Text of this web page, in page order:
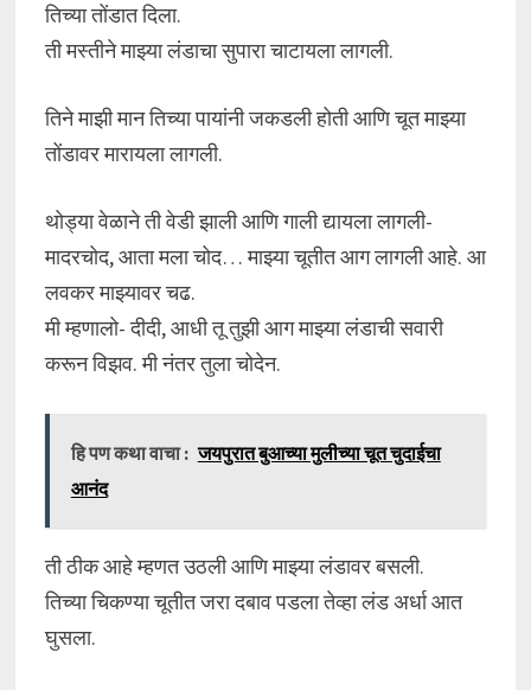
तिच्या तोंडात दिला.
ती मस्तीने माझ्या लंडाचा सुपारा चाटायला लागली.
तिने माझी मान तिच्या पायांनी जकडली होती आणि चूत माझ्या
तोंडावर मारायला लागली.
थोड्या वेळाने ती वेडी झाली आणि गाली द्यायला लागली-
मादरचोद, आता मला चोद… माझ्या चूतीत आग लागली आहे. आ
लवकर माझ्यावर चढ.
मी म्हणालो- दीदी, आधी तू तुझी आग माझ्या लंडाची सवारी
करून विझव. मी नंतर तुला चोदेन.
हि पण कथा वाचा : जयपुरात बुआच्या मुलीच्या चूत चुदाईचा
आनंद
ती ठीक आहे म्हणत उठली आणि माझ्या लंडावर बसली.
तिच्या चिकण्या चूतीत जरा दबाव पडला तेव्हा लंड अर्धा आत
घुसला.